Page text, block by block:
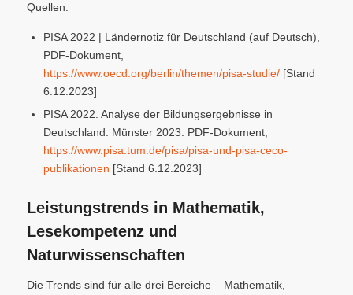
Quellen:
PISA 2022 | Ländernotiz für Deutschland (auf Deutsch),
PDF-Dokument,
https://www.oecd.org/berlin/themen/pisa-studie/[Stand
6.12.2023]
PISA 2022. Analyse der Bildungsergebnisse in
Deutschland. Münster 2023. PDF-Dokument,
https://www.pisa.tum.de/pisa/pisa-und-pisa-ceco-
publikationen [Stand 6.12.2023]
Leistungstrends in Mathematik,
Lesekompetenz und
Naturwissenschaften
Die Trends sind für alle drei Bereiche – Mathematik,